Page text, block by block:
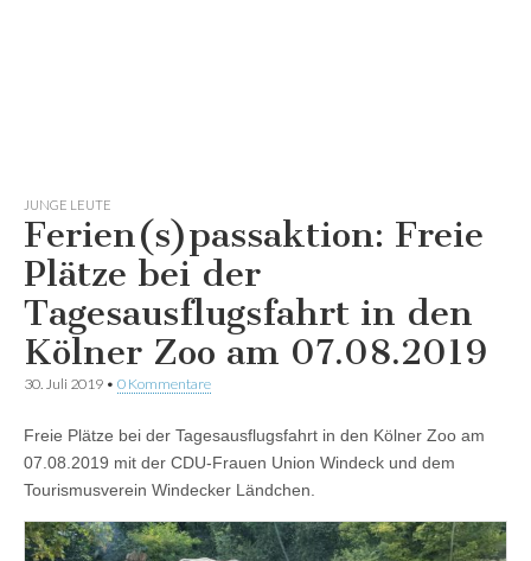
JUNGE LEUTE
Ferien(s)passaktion: Freie
Plätze bei der
Tagesausflugsfahrt in den
Kölner Zoo am 07.08.2019
30. Juli 2019 • 0 Kommentare
Freie Plätze bei der Tagesausflugsfahrt in den Kölner Zoo am
07.08.2019 mit der CDU-Frauen Union Windeck und dem
Tourismusverein Windecker Ländchen.